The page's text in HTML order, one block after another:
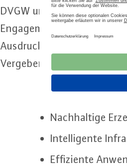
DVGW und Zukunft Gas.
En­ga­ge­ment aller
Ausdruck bringen.
Vergeben wird der Preis in
Nach­hal­ti­ge
In­tel­li­gen­te
Ef­fi­zi­en­te